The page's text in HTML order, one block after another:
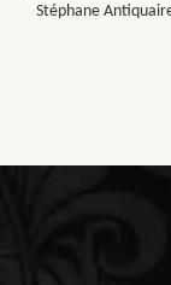
Stéphane